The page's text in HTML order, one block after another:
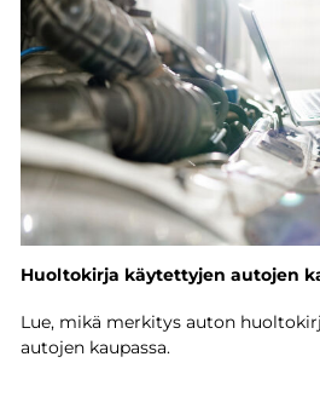
Huoltokirja käytettyjen autojen
Lue, mikä merkitys auton
autojen kaupassa.